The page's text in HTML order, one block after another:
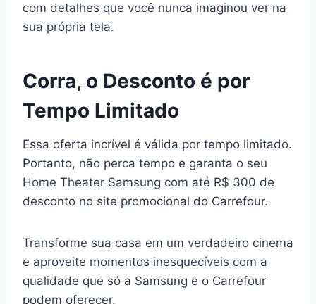
com detalhes que você nunca imaginou ver na
sua própria tela.
Corra, o Desconto é por
Tempo Limitado
Essa oferta incrível é válida por tempo limitado.
Portanto, não perca tempo e garanta o seu
Home Theater Samsung com até R$ 300 de
desconto no site promocional do Carrefour.
Transforme sua casa em um verdadeiro cinema
e aproveite momentos inesquecíveis com a
qualidade que só a Samsung e o Carrefour
podem oferecer.